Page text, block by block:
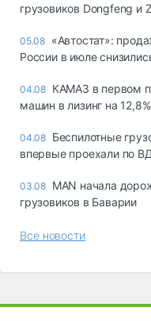
грузовиков Dongfeng и
05.08 «Автостат»:
России в июле
04.08 КАМАЗ в первом
машин в лизинг на 12,8%
04.08 Беспилотные
впервые проехали по
03.08 MAN начала
грузовиков в Баварии
Все новости